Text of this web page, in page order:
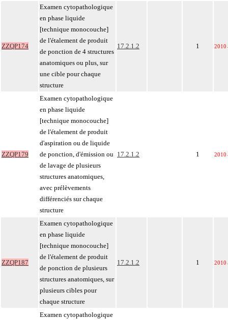
ZZQP174
Examen cytopathologique
en phase liquide
[technique monocouche]
de l'étalement de produit
de ponction de 4 structures
anatomiques ou plus, sur
une cible pour chaque
structure
17.2.1.2 1 2010
ZZQP179
Examen cytopathologique
en phase liquide
[technique monocouche]
de l'étalement de produit
d'aspiration ou de liquide
de ponction, d'émission ou
de lavage de plusieurs
structures anatomiques,
avec prélèvements
différenciés sur chaque
structure
17.2.1.2 1 2010
ZZQP187
Examen cytopathologique
en phase liquide
[technique monocouche]
de l'étalement de produit
de ponction de plusieurs
structures anatomiques, sur
plusieurs cibles pour
chaque structure
17.2.1.2 1 2010
Examen cytopathologique